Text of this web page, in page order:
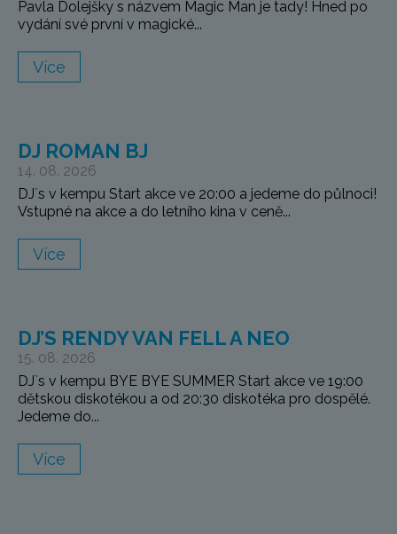
Pavla Dolejšky s názvem Magic Man je tady! Hned po
vydání své první v magické...
Více
DJ ROMAN BJ
14. 08. 2026
DJ`s v kempu Start akce ve 20:00 a jedeme do půlnoci!
Vstupné na akce a do letního kina v ceně...
Více
DJ’S RENDY VAN FELL A NEO
15. 08. 2026
DJ`s v kempu BYE BYE SUMMER Start akce ve 19:00
dětskou diskotékou a od 20:30 diskotéka pro dospělé.
Jedeme do...
Více